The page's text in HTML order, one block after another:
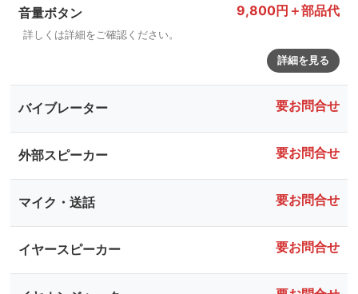
音量ボタン 9,800円＋部品代
詳しくは詳細をご確認ください。
詳細を見る
バイブレーター 要お問合せ
外部スピーカー 要お問合せ
マイク・送話 要お問合せ
イヤースピーカー 要お問合せ